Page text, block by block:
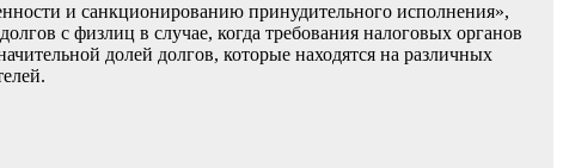
и санкционированию принудительного исполнения»,
с физлиц в случае, когда требования налоговых органов
долей долгов, которые находятся на различных